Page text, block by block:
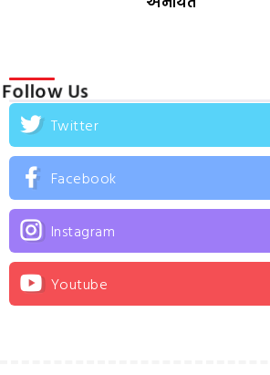
Follow Us
Twitter
Facebook
Instagram
Youtube